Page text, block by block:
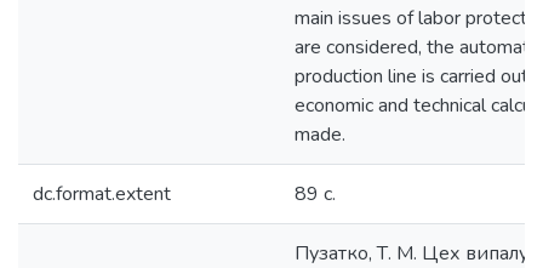
main issues of labor
are considered, the
production line is carried out.
economic and technical
made.
dc.format.extent 89 c.
Пузатко, Т. М. Цех випалу